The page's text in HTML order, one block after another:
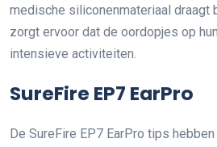
medische siliconenmateriaal draagt
zorgt ervoor dat de oordopjes op
intensieve activiteiten.
SureFire EP7 EarPro
De SureFire EP7 EarPro tips